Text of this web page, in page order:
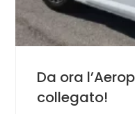
Da ora
collegato!